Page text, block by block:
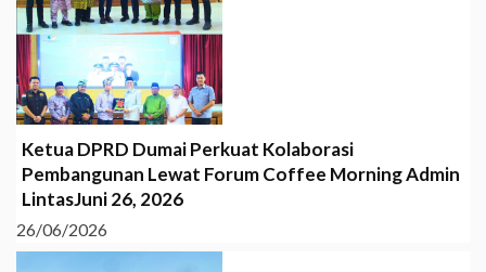
Ketua DPRD Dumai Perkuat Kolaborasi
Pembangunan Lewat Forum Coffee Morning Admin
LintasJuni 26, 2026
26/06/2026